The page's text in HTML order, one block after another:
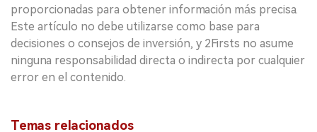
proporcionadas para obtener información más precisa.
Este artículo no debe utilizarse como base para
decisiones o consejos de inversión, y 2Firsts no asume
ninguna responsabilidad directa o indirecta por cualquier
error en el contenido.
Temas relacionados